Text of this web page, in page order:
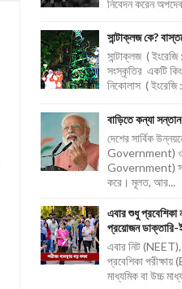
নিবেদন করেন
সান্টাক্লজ কে?
সান্টাক্লজ (
সংস্কৃতির একটি
নিকোলাস (
বাড়িতে কন্যা
দেশের সার্বিক
Government) ও
Government)
করে। মূলত, আর...
এবার শুধু প্রবেশিকা
প্রয়োজন ডাক্তারি-
এবার নিট
প্রবেশিকা
মাধ্যমিক বা উচ্চ